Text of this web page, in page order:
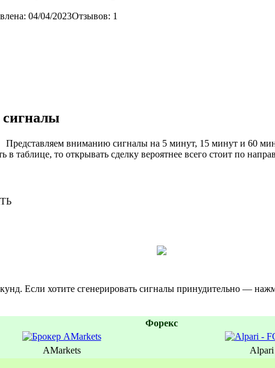
04/04/2023Отзывов: 1
Представляем вниманию сигналы на 5 минут, 15 минут и 60
в таблице, то открывать сделку вероятнее всего стоит по
Если хотите сгенерировать сигналы принудительно
Форекс
AMarkets Alpari